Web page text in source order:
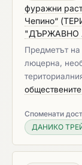
фуражни
Чепино“ (
"ДЪРЖАВНО
Предметът на
люцерна,
Споменати
ДАНИКО